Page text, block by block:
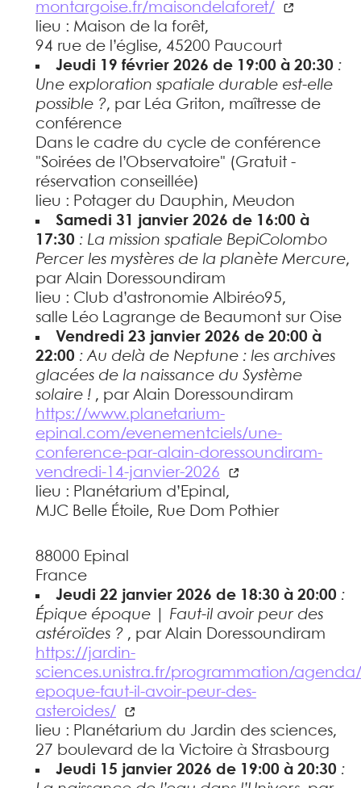
montargoise.fr/maisondelaforet/
lieu : Maison de la forêt,
94 rue de l’église, 45200 Paucourt
Jeudi 19 février 2026 de 19:00 à 20:30 :
Une exploration spatiale durable est-elle
possible ?, par Léa Griton, maîtresse de
conférence
Dans le cadre du cycle de conférence
"Soirées de l’Observatoire" (Gratuit -
réservation conseillée)
lieu : Potager du Dauphin, Meudon
Samedi 31 janvier 2026 de 16:00 à
17:30 : La mission spatiale BepiColombo
Percer les mystères de la planète Mercure,
par Alain Doressoundiram
lieu : Club d’astronomie Albiréo95,
salle Léo Lagrange de Beaumont sur Oise
Vendredi 23 janvier 2026 de 20:00 à
22:00 : Au delà de Neptune : les archives
glacées de la naissance du Système
solaire ! , par Alain Doressoundiram
https://www.planetarium-
epinal.com/evenementciels/une-
conference-par-alain-doressoundiram-
vendredi-14-janvier-2026
lieu : Planétarium d’Epinal,
MJC Belle Étoile, Rue Dom Pothier
88000 Epinal
France
Jeudi 22 janvier 2026 de 18:30 à 20:00 :
Épique époque | Faut-il avoir peur des
astéroïdes ? , par Alain Doressoundiram
https://jardin-
sciences.unistra.fr/programmation/
epoque-faut-il-avoir-peur-des-
asteroides/
lieu : Planétarium du Jardin des sciences,
27 boulevard de la Victoire à Strasbourg
Jeudi 15 janvier 2026 de 19:00 à 20:30 :